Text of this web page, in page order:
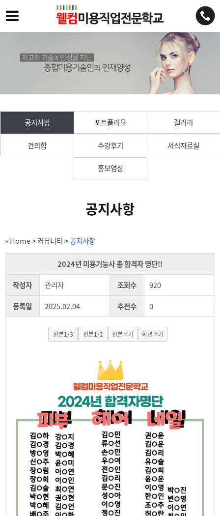
공지사항 포트폴리오 갤러리
건의함 수강후기 서식자료실
홍보영상
공지사항
» Home>커뮤니티>공지사항
2024년 미용기능사 총 합격자 명단!!
작성자
관리자 조회수
920
등록일
2025.02.04 추천수 0
원본1/3 원본1/2 원본크기 화면크기